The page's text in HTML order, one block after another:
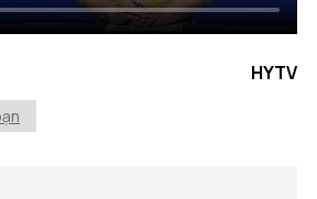
HYTV